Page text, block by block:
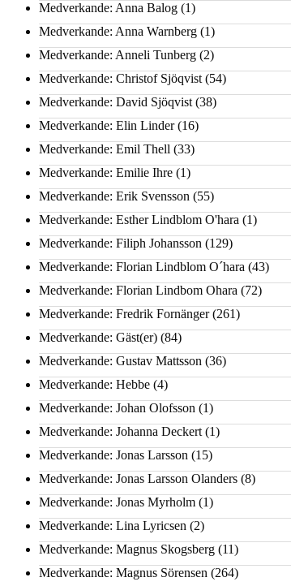
Medverkande: Anna Balog (1)
Medverkande: Anna Warnberg (1)
Medverkande: Anneli Tunberg (2)
Medverkande: Christof Sjöqvist (54)
Medverkande: David Sjöqvist (38)
Medverkande: Elin Linder(16)
Medverkande: Emil Thell (33)
Medverkande: Emilie Ihre (1)
Medverkande: Erik Svensson (55)
Medverkande: Esther Lindblom O'hara (1)
Medverkande: Filiph Johansson (129)
Medverkande: Florian Lindblom O´hara (43)
Medverkande: Florian Lindbom Ohara (72)
Medverkande: Fredrik Fornänger(261)
Medverkande: Gäst(er) (84)
Medverkande: Gustav Mattsson (36)
Medverkande: Hebbe (4)
Medverkande: Johan Olofsson (1)
Medverkande: Johanna Deckert (1)
Medverkande: Jonas Larsson (15)
Medverkande: Jonas Larsson Olanders (8)
Medverkande: Jonas Myrholm (1)
Medverkande: Lina Lyricsen (2)
Medverkande: Magnus Skogsberg (11)
Medverkande: Magnus Sörensen (264)